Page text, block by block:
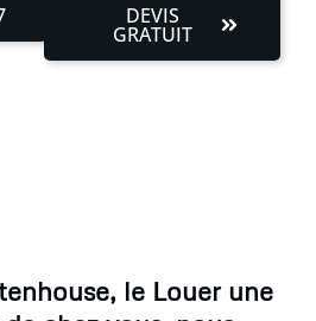
DEVIS
GRATUIT
le Louer une